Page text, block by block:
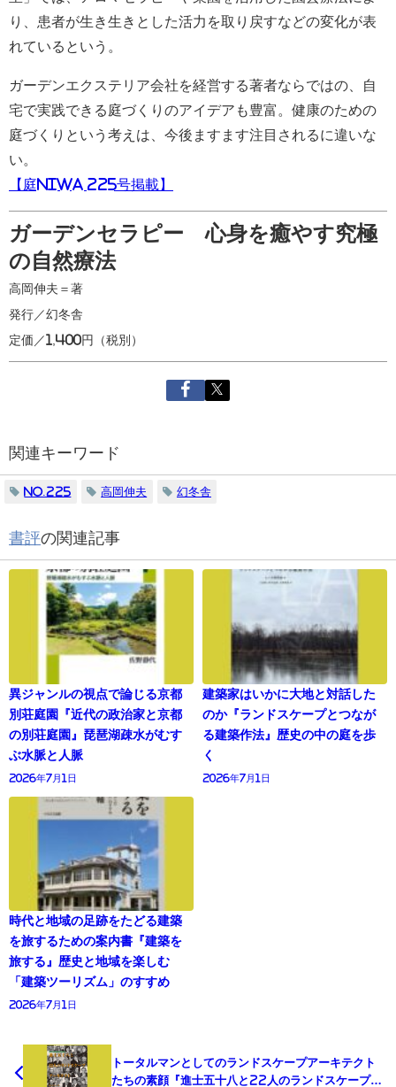
り、患者が生き生きとした活力を取り戻すなどの変化が表
れているという。
ガーデンエクステリア会社を経営する著者ならではの、自
宅で実践できる庭づくりのアイデアも豊富。健康のための
庭づくりという考えは、今後ますます注目されるに違いな
い。
【庭NIWA 225号掲載】
ガーデンセラピー 心身を癒やす究極
の自然療法
高岡伸夫＝著
発行／幻冬舎
定価／1,400円（税別）
関連キーワード
No.225 高岡伸夫 幻冬舎
書評の関連記事
異ジャンルの視点で論じる京都
別荘庭園『近代の政治家と京都
の別荘庭園』琵琶湖疎水がむす
ぶ水脈と人脈
2026年7月1日
建築家はいかに大地と対話した
のか『ランドスケープとつなが
る建築作法』歴史の中の庭を歩
く
2026年7月1日
時代と地域の足跡をたどる建築
を旅するための案内書『建築を
旅する』歴史と地域を楽しむ
「建築ツーリズム」のすすめ
2026年7月1日
トータルマンとしてのランドスケープアーキテクト
たちの素顔『進士五十八と22人のランドスケープア